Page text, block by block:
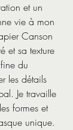
et un
vie à mon
Canson
et sa texture
du
les détails
Je travaille
formes et
unique.